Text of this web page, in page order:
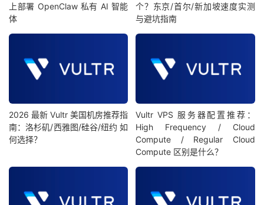
上部署 OpenClaw 私有 AI 智能
体
个？东京/首尔/新加坡速度实测
与避坑指南
2026 最新 Vultr 美国机房推荐指
南：洛杉矶/西雅图/硅谷/纽约 如
何选择？
Vultr VPS 服务器配置推荐：
High Frequency / Cloud
Compute / Regular Cloud
Compute 区别是什么？